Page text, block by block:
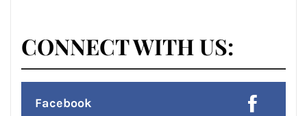
Posted On:6 Aug 2026